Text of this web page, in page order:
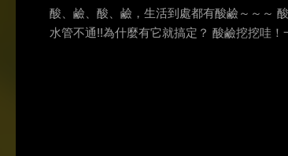
酸、鹼、酸、鹼，生活到處都有酸鹼～～～
水管不通!!為什麼有它就搞定？ 酸鹼挖挖哇